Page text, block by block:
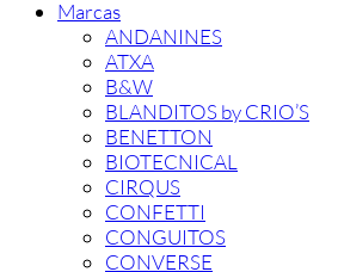
Marcas
ANDANINES
ATXA
B&W
BLANDITOS by CRIO’S
BENETTON
BIOTECNICAL
CIRQUS
CONFETTI
CONGUITOS
CONVERSE